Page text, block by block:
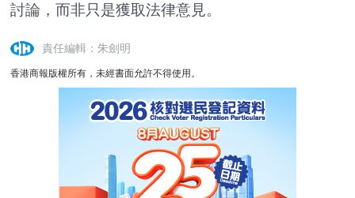
討論，而非只是獲取法律意見。
責任編輯：朱劍明
香港商報版權所有，未經書面允許不得使用。